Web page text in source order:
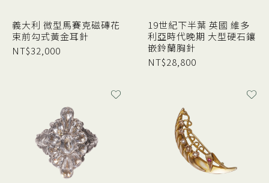
義大利 微型馬賽克磁磚花
束前勾式黃金耳針
NT$32,000
19世紀下半葉 英國 維多
利亞時代晚期 大型硬石鑲
嵌鈴蘭胸針
NT$28,800